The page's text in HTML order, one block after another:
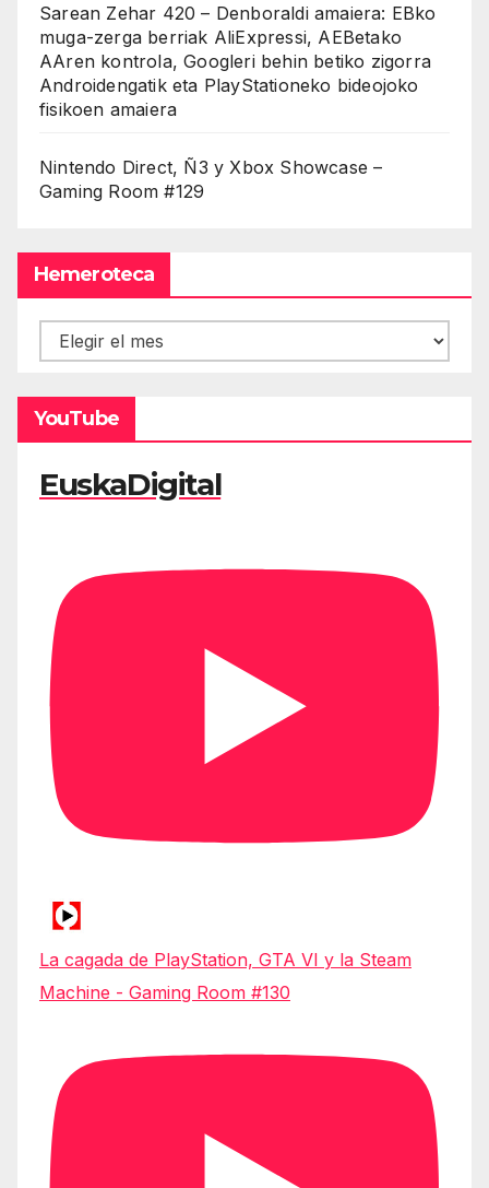
Sarean Zehar 420 – Denboraldi amaiera: EBko
muga-zerga berriak AliExpressi, AEBetako
AAren kontrola, Googleri behin betiko zigorra
Androidengatik eta PlayStationeko bideojoko
fisikoen amaiera
Nintendo Direct, Ñ3 y Xbox Showcase –
Gaming Room #129
Hemeroteca
Hemeroteca
YouTube
EuskaDigital
La cagada de PlayStation, GTA VI y la Steam
Machine - Gaming Room #130